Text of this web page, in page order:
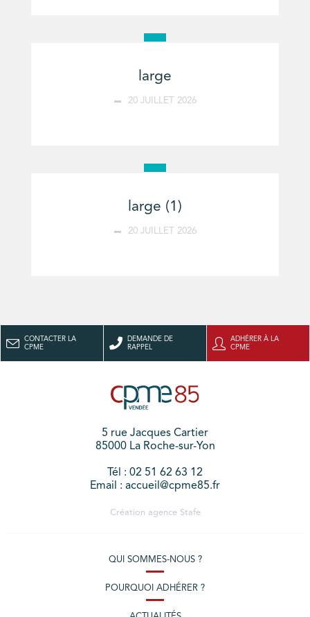
large
20 JUILLET 2026
large (1)
20 JUILLET 2026
CONTACTER LA
CPME
DEMANDE DE
RAPPEL
ADHÉRER À LA
CPME
5 rue Jacques Cartier
85000 La Roche-sur-Yon
Tél : 02 51 62 63 12
Email : accueil@cpme85.fr
Création agence Stafe
QUI SOMMES-NOUS ?
POURQUOI ADHÉRER ?